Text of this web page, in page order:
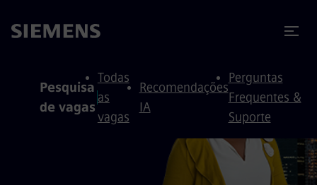
Pesquisa
de vagas
Todas
as
vagas
Recomendações
IA
Perguntas
Frequentes &
Suporte